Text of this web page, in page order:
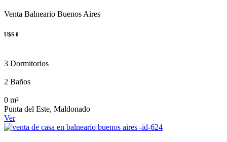
Venta Balneario Buenos Aires
U$S 0
3 Dormitorios
2 Baños
0 m²
Punta del Este, Maldonado
Ver